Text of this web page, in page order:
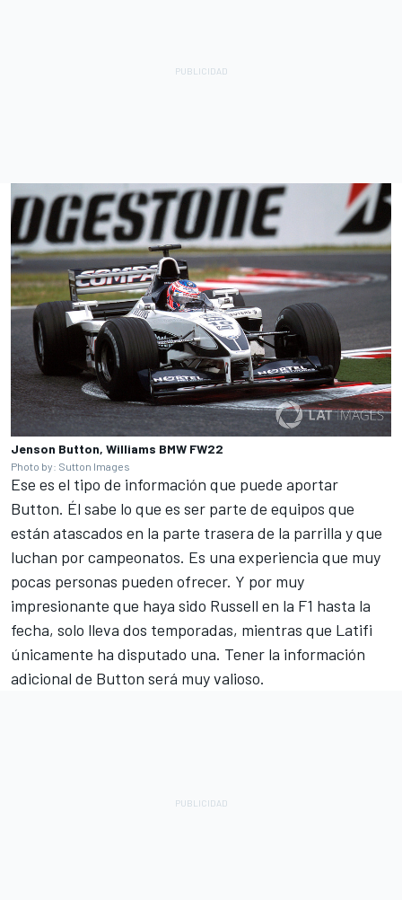
Jenson Button, Williams BMW FW22
Photo by: Sutton Images
Ese es el tipo de información que puede aportar
Button. Él sabe lo que es ser parte de equipos que
están atascados en la parte trasera de la parrilla y que
luchan por campeonatos. Es una experiencia que muy
pocas personas pueden ofrecer. Y por muy
impresionante que haya sido Russell en la F1 hasta la
fecha, solo lleva dos temporadas, mientras que Latifi
únicamente ha disputado una. Tener la información
adicional de Button será muy valioso.